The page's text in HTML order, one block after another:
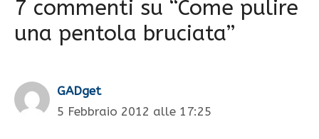
7 commenti su “Come pulire
una pentola bruciata”
GADget
5 Febbraio 2012 alle 17:25